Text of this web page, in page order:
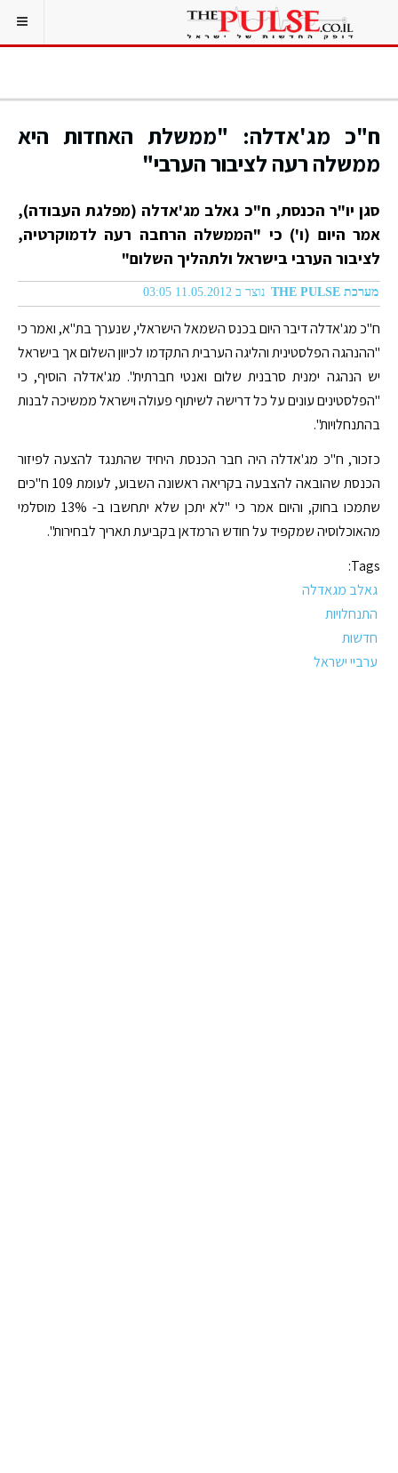
ח"כ מג'אדלה: "ממשלת האחדות היא
ממשלה רעה לציבור הערבי"
סגן יו"ר הכנסת, ח"כ גאלב מג'אדלה (מפלגת העבודה),
אמר היום (ו') כי "הממשלה הרחבה רעה לדמוקרטיה,
לציבור הערבי בישראל ולתהליך השלום"
מערכת THE PULSE נוצר ב 11.05.2012 03:05
ח"כ מג'אדלה דיבר היום בכנס השמאל הישראלי, שנערך בת"א, ואמר כי
"ההנהגה הפלסטינית והליגה הערבית התקדמו לכיוון השלום אך בישראל
יש הנהגה ימנית סרבנית שלום ואנטי חברתית". מג'אדלה הוסיף, כי
"הפלסטינים עונים על כל דרישה לשיתוף פעולה וישראל ממשיכה לבנות
בהתנחלויות".
כזכור, ח"כ מג'אדלה היה חבר הכנסת היחיד שהתנגד להצעה לפיזור
הכנסת שהובאה להצבעה בקריאה ראשונה השבוע, לעומת 109 ח"כים
שתמכו בחוק, והיום אמר כי "לא יתכן שלא יתחשבו ב- 13% מוסלמי
מהאוכלוסיה שמקפיד על חודש הרמדאן בקביעת תאריך לבחירות".
Tags:
גאלב מגאדלה
התנחלויות
חדשות
ערביי ישראל